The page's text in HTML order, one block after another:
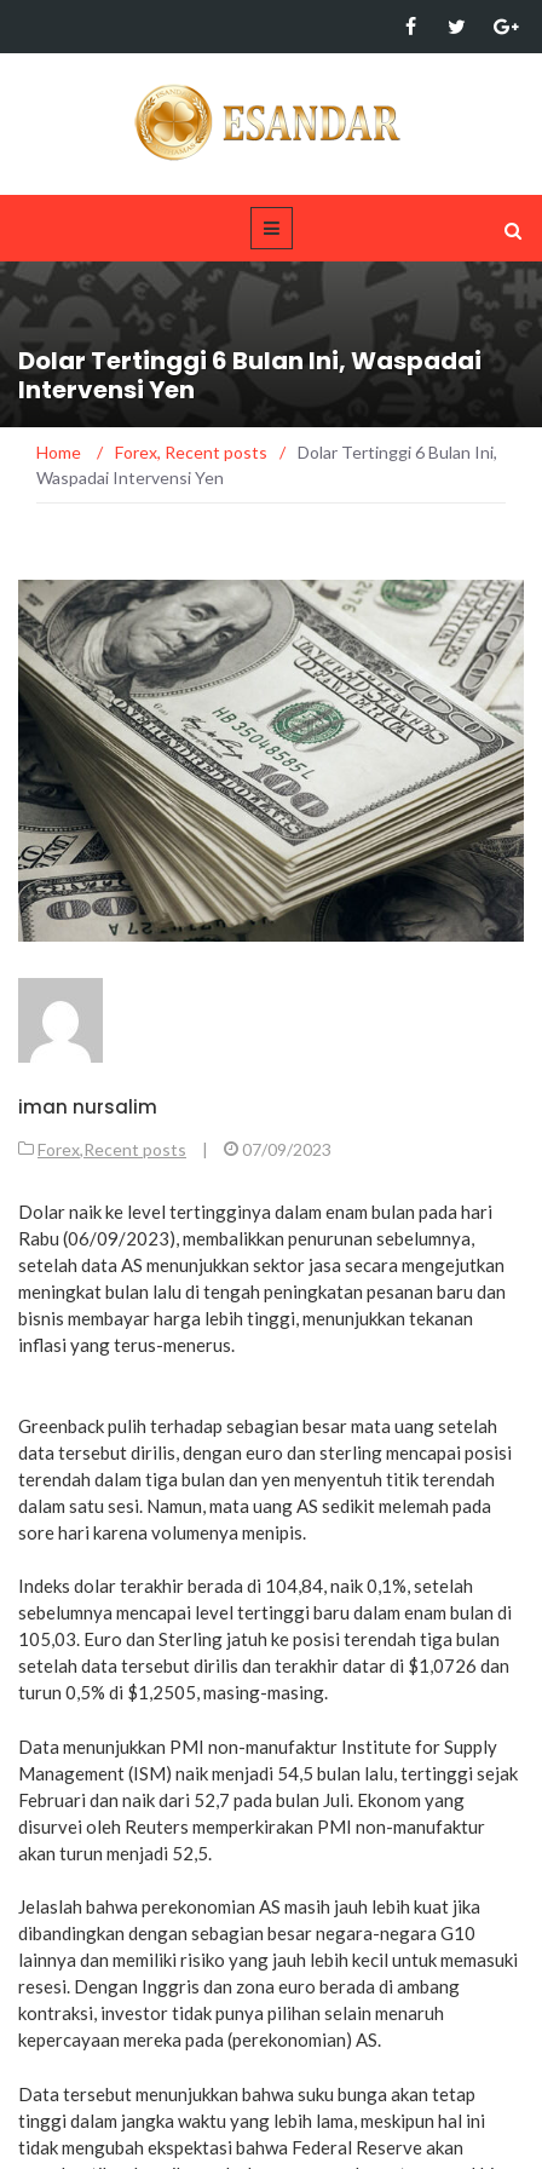
Dolar Tertinggi 6 Bulan Ini, Waspadai
Intervensi Yen
Home / Forex, Recent posts / Dolar Tertinggi 6 Bulan Ini,
Waspadai Intervensi Yen
iman nursalim
Forex,Recent posts | 07/09/2023
Dolar naik ke level tertingginya dalam enam bulan pada hari
Rabu (06/09/2023), membalikkan penurunan sebelumnya,
setelah data AS menunjukkan sektor jasa secara mengejutkan
meningkat bulan lalu di tengah peningkatan pesanan baru dan
bisnis membayar harga lebih tinggi, menunjukkan tekanan
inflasi yang terus-menerus.
Greenback pulih terhadap sebagian besar mata uang setelah
data tersebut dirilis, dengan euro dan sterling mencapai posisi
terendah dalam tiga bulan dan yen menyentuh titik terendah
dalam satu sesi. Namun, mata uang AS sedikit melemah pada
sore hari karena volumenya menipis.
Indeks dolar terakhir berada di 104,84, naik 0,1%, setelah
sebelumnya mencapai level tertinggi baru dalam enam bulan di
105,03. Euro dan Sterling jatuh ke posisi terendah tiga bulan
setelah data tersebut dirilis dan terakhir datar di $1,0726 dan
turun 0,5% di $1,2505, masing-masing.
Data menunjukkan PMI non-manufaktur Institute for Supply
Management (ISM) naik menjadi 54,5 bulan lalu, tertinggi sejak
Februari dan naik dari 52,7 pada bulan Juli. Ekonom yang
disurvei oleh Reuters memperkirakan PMI non-manufaktur
akan turun menjadi 52,5.
Jelaslah bahwa perekonomian AS masih jauh lebih kuat jika
dibandingkan dengan sebagian besar negara-negara G10
lainnya dan memiliki risiko yang jauh lebih kecil untuk memasuki
resesi. Dengan Inggris dan zona euro berada di ambang
kontraksi, investor tidak punya pilihan selain menaruh
kepercayaan mereka pada (perekonomian) AS.
Data tersebut menunjukkan bahwa suku bunga akan tetap
tinggi dalam jangka waktu yang lebih lama, meskipun hal ini
tidak mengubah ekspektasi bahwa Federal Reserve akan